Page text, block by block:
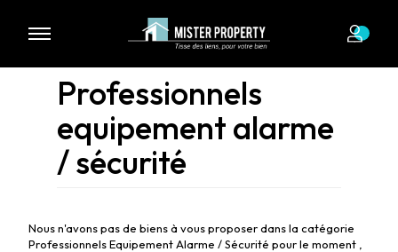
Professionnels
equipement alarme
/ sécurité
Nous n'avons pas de biens à vous proposer dans la catégorie
Professionnels Equipement Alarme / Sécurité pour le moment ,